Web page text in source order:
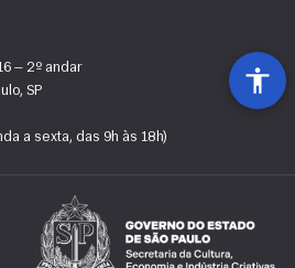
— 2º andar
SP
a sexta, das 9h às 18h)